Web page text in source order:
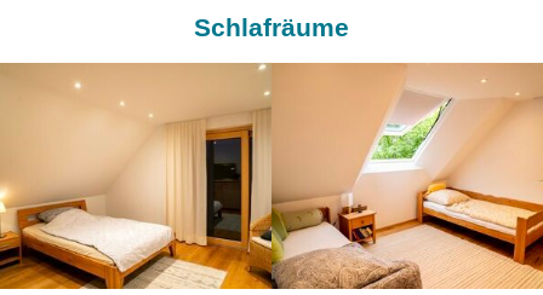
Schlafräume